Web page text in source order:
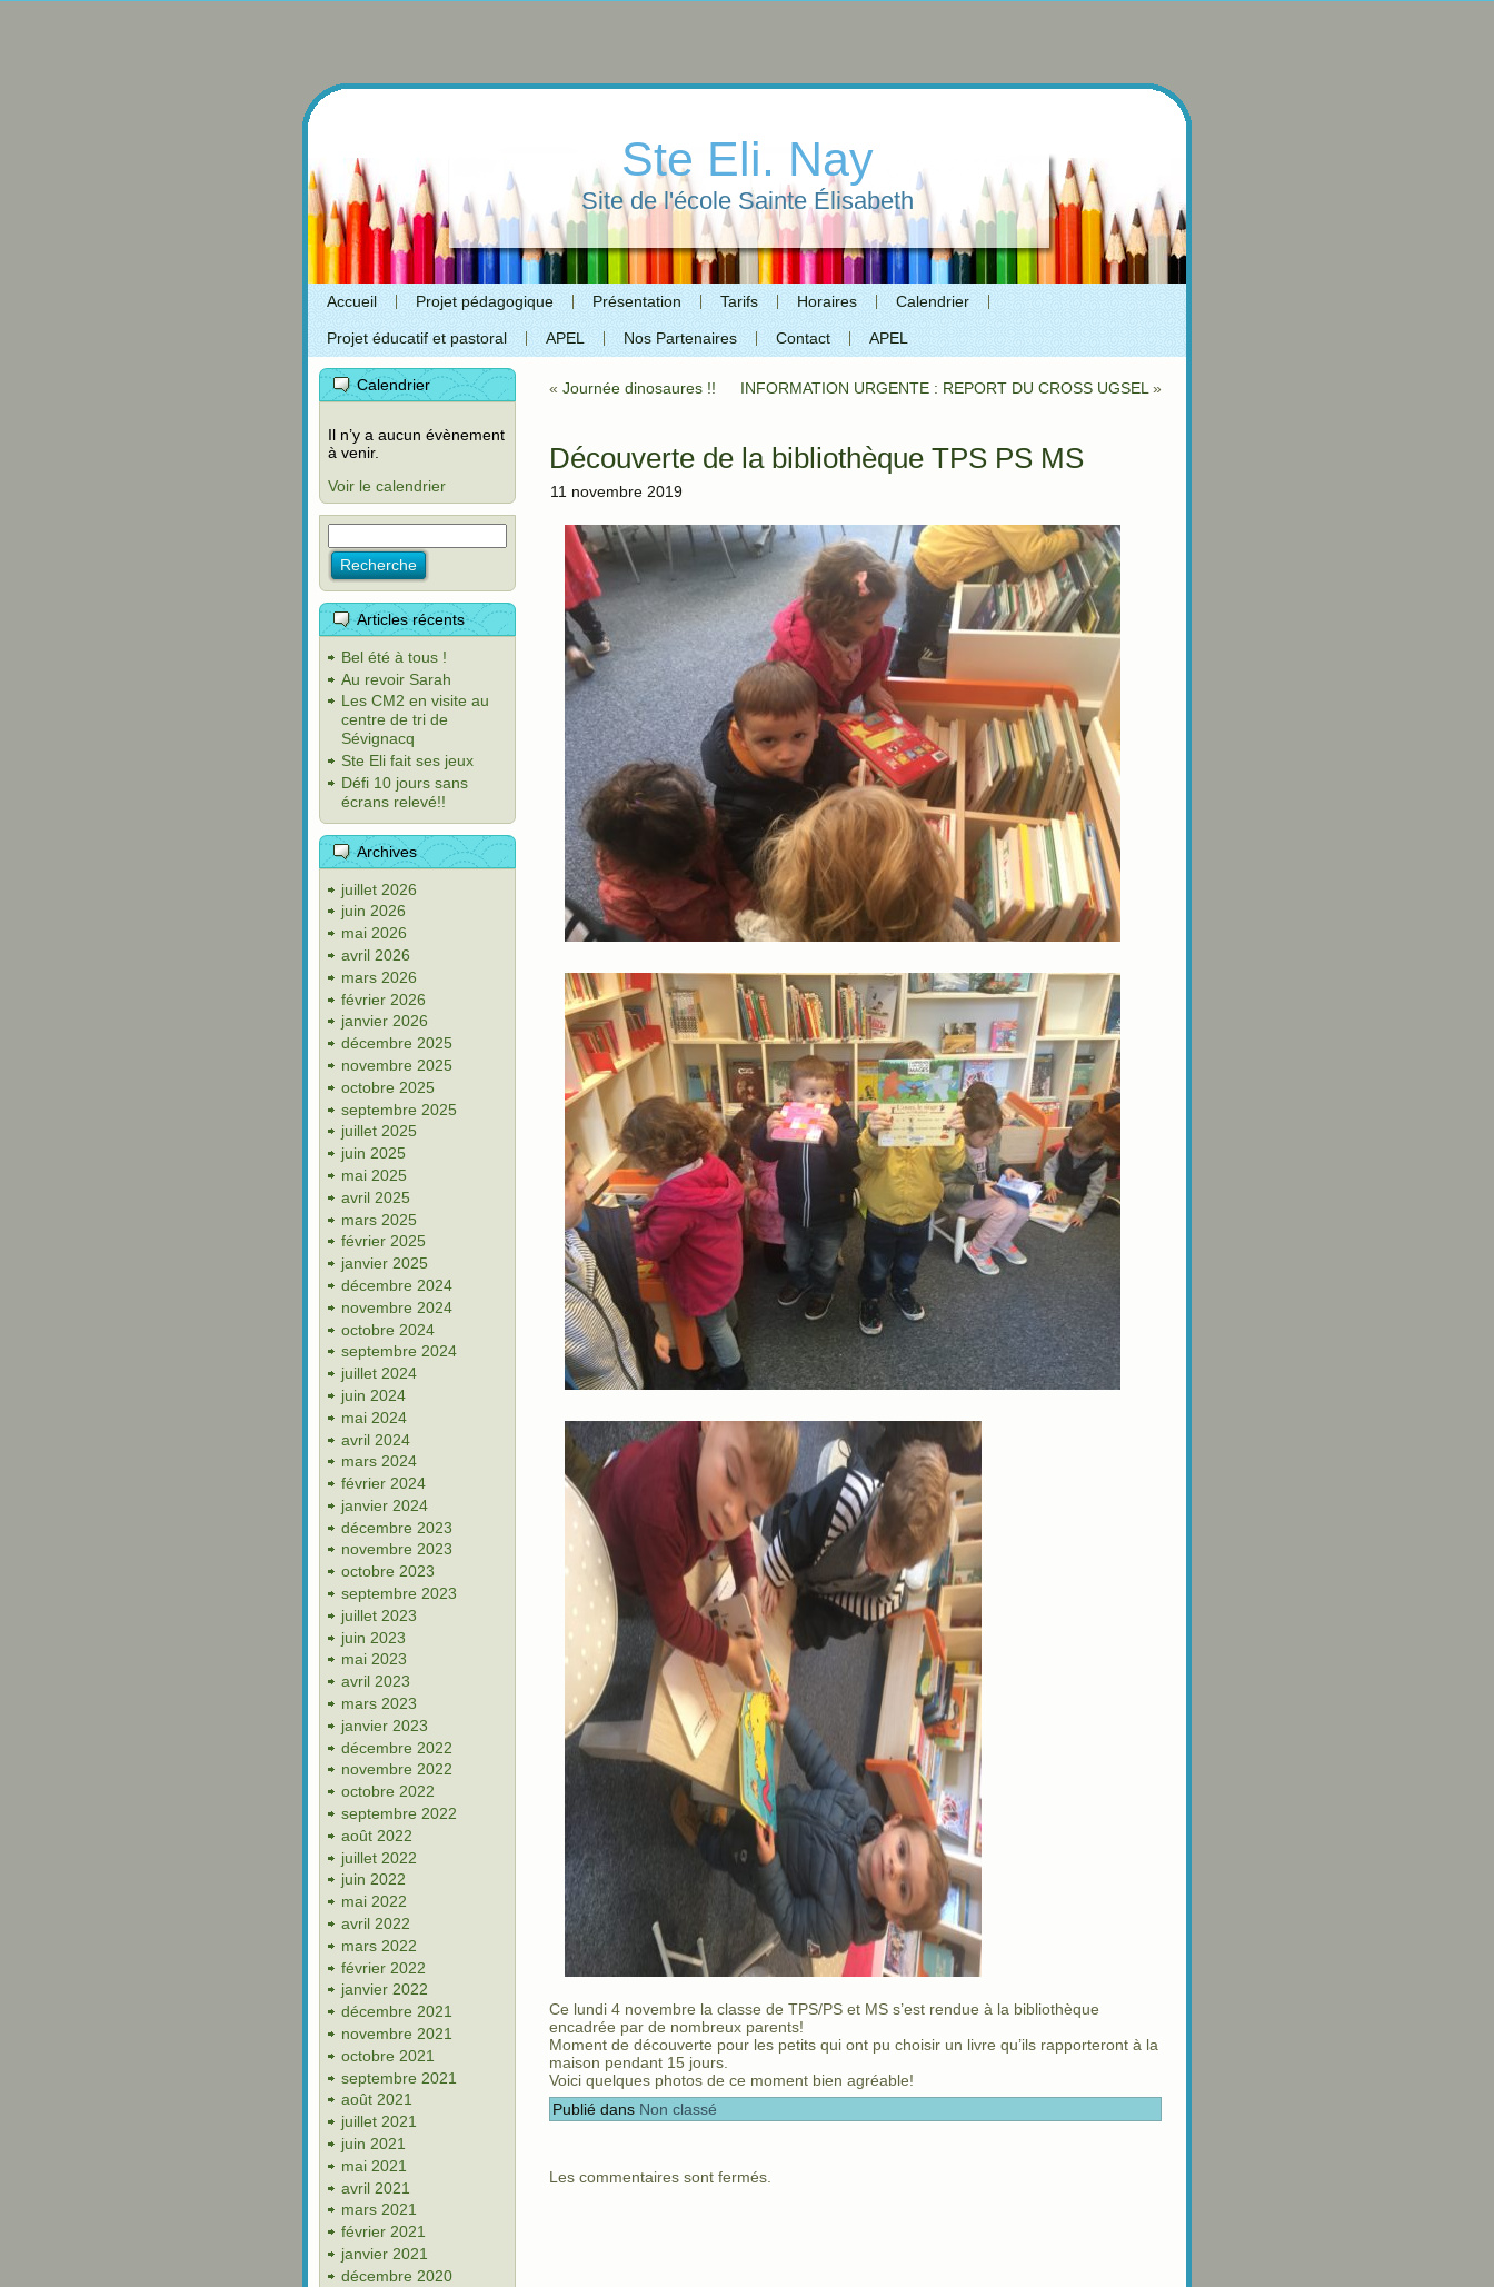
Ste Eli. Nay
Site de l'école Sainte Élisabeth
Accueil Projet pédagogique Présentation Tarifs Horaires Calendrier
Projet éducatif et pastoral APEL Nos Partenaires Contact APEL
Calendrier
Il n’y a aucun évènement
à venir.
Voir le calendrier
Articles récents
Bel été à tous !
Au revoir Sarah
Les CM2 en visite au
centre de tri de
Sévignacq
Ste Eli fait ses jeux
Défi 10 jours sans
écrans relevé!!
Archives
juillet 2026
juin 2026
mai 2026
avril 2026
mars 2026
février 2026
janvier 2026
décembre 2025
novembre 2025
octobre 2025
septembre 2025
juillet 2025
juin 2025
mai 2025
avril 2025
mars 2025
février 2025
janvier 2025
décembre 2024
novembre 2024
octobre 2024
septembre 2024
juillet 2024
juin 2024
mai 2024
avril 2024
mars 2024
février 2024
janvier 2024
décembre 2023
novembre 2023
octobre 2023
septembre 2023
juillet 2023
juin 2023
mai 2023
avril 2023
mars 2023
janvier 2023
décembre 2022
novembre 2022
octobre 2022
septembre 2022
août 2022
juillet 2022
juin 2022
mai 2022
avril 2022
mars 2022
février 2022
janvier 2022
décembre 2021
novembre 2021
octobre 2021
septembre 2021
août 2021
juillet 2021
juin 2021
mai 2021
avril 2021
mars 2021
février 2021
janvier 2021
décembre 2020
« Journée dinosaures !! INFORMATION URGENTE : REPORT DU CROSS UGSEL »
Découverte de la bibliothèque TPS PS MS
11 novembre 2019
Ce lundi 4 novembre la classe de TPS/PS et MS s’est rendue à la bibliothèque
encadrée par de nombreux parents!
Moment de découverte pour les petits qui ont pu choisir un livre qu’ils rapporteront à la
maison pendant 15 jours.
Voici quelques photos de ce moment bien agréable!
Publié dans Non classé
Les commentaires sont fermés.